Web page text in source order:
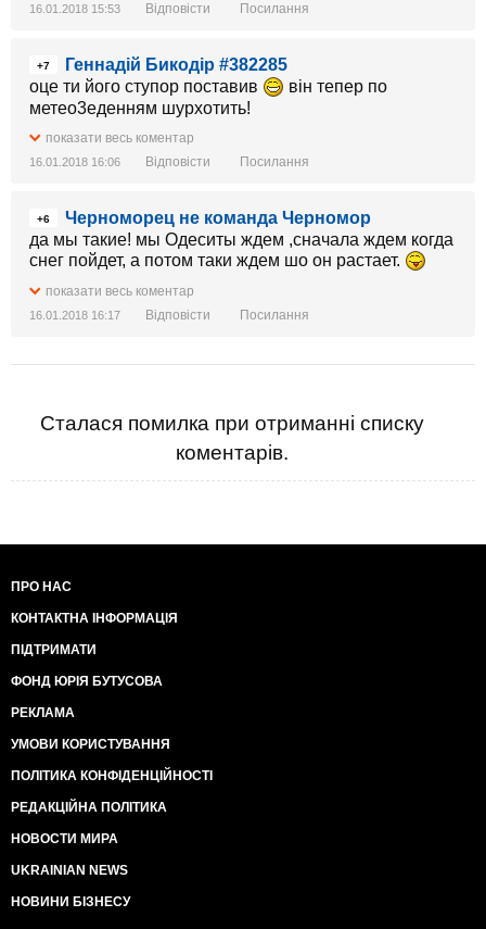
16.01.2018 15:53 Відповісти Посилання
+7
Геннадій Бикодір #382285
оце ти його ступор поставив
він тепер по
метео3еденням шурxотить!
показати весь коментар
16.01.2018 16:06 Відповісти Посилання
+6
Черноморец не команда Черномор
да мы такие! мы Одеситы ждем ,сначала ждем когда
снег пойдет, а потом таки ждем шо он растает.
показати весь коментар
16.01.2018 16:17 Відповісти Посилання
Сталася помилка при отриманні списку
коментарів.
ПРО НАС
КОНТАКТНА ІНФОРМАЦІЯ
ПІДТРИМАТИ
ФОНД ЮРІЯ БУТУСОВА
РЕКЛАМА
УМОВИ КОРИСТУВАННЯ
ПОЛІТИКА КОНФІДЕНЦІЙНОСТІ
РЕДАКЦІЙНА ПОЛІТИКА
НОВОСТИ МИРА
UKRAINIAN NEWS
НОВИНИ БІЗНЕСУ